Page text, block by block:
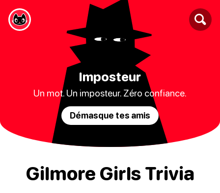
Imposteur
Un mot. Un imposteur. Zéro confiance.
Démasque tes amis
Gilmore Girls Trivia